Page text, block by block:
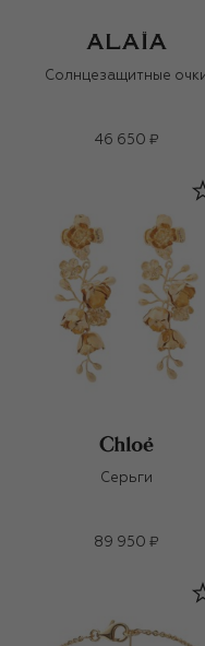
Солнцезащитные
46 650 ₽
Серьги
89 950 ₽